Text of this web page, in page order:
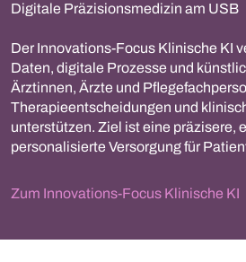
Digitale Präzisionsmedizin am USB
Der Innovations-Focus Klinische KI
Daten, digitale Prozesse und
Ärztinnen, Ärzte und
Therapieentscheidungen und
unterstützen. Ziel ist eine präzisere,
personalisierte Versorgung für
Zum Innovations-Focus Klinische KI